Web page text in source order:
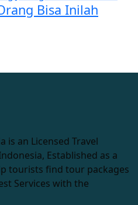
Bisa Inilah
is an Licensed Travel
Established as a
tourists find tour packages
Services with the